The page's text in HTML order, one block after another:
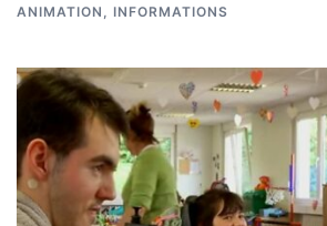
ANIMATION , INFORMATIONS